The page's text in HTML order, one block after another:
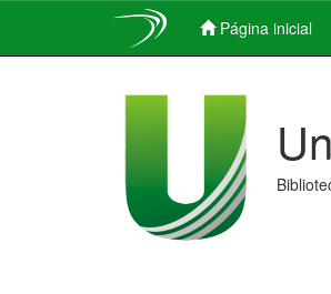
Página inicial